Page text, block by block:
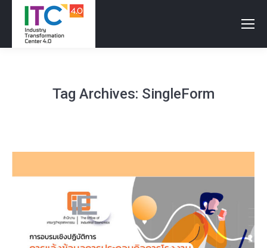
Tag Archives: SingleForm